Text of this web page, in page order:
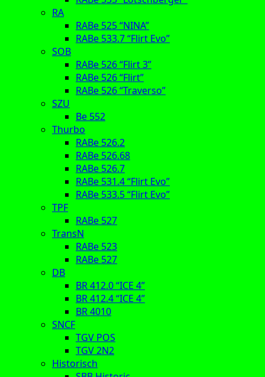
RA
RABe 525 “NINA”
RABe 533.7 “Flirt Evo”
SOB
RABe 526 “Flirt 3”
RABe 526 “Flirt”
RABe 526 “Traverso”
SZU
Be 552
Thurbo
RABe 526.2
RABe 526.68
RABe 526.7
RABe 531.4 “Flirt Evo”
RABe 533.5 “Flirt Evo”
TPF
RABe 527
TransN
RABe 523
RABe 527
DB
BR 412.0 “ICE 4”
BR 412.4 “ICE 4”
BR 4010
SNCF
TGV POS
TGV 2N2
Historisch